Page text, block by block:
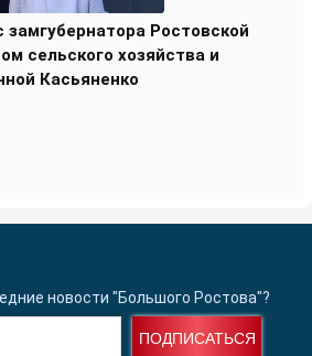
замгубернатора Ростовской
сельского хозяйства и
Касьяненко
новости "Большого Ростова"?
ПОДПИСАТЬСЯ